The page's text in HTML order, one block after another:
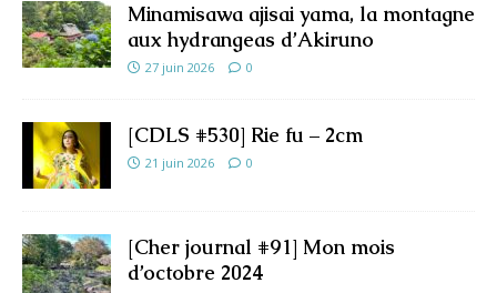
Minamisawa ajisai yama, la montagne
aux hydrangeas d’Akiruno
27 juin 2026 0
[CDLS #530] Rie fu – 2cm
21 juin 2026 0
[Cher journal #91] Mon mois
d’octobre 2024